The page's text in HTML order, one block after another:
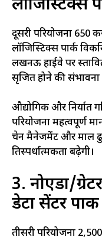
लॉजिस्टिक्स
दूसरी परियोजना
लॉजिस्टिक्स पार्क
लखनऊ हाईवे पर
सृजित होने की संभावना
औद्योगिक और निर्यात
परियोजना महत्वपूर्ण
चेन मैनेजमेंट और माल
प्रतिस्पर्धात्मकता बढ़ेगी।
3. नोएडा/
डेटा सेंटर पार्क
तीसरी परियोजना